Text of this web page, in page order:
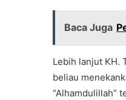
Baca Juga
Lebih lanjut KH.
beliau
“Alhamdulillah”